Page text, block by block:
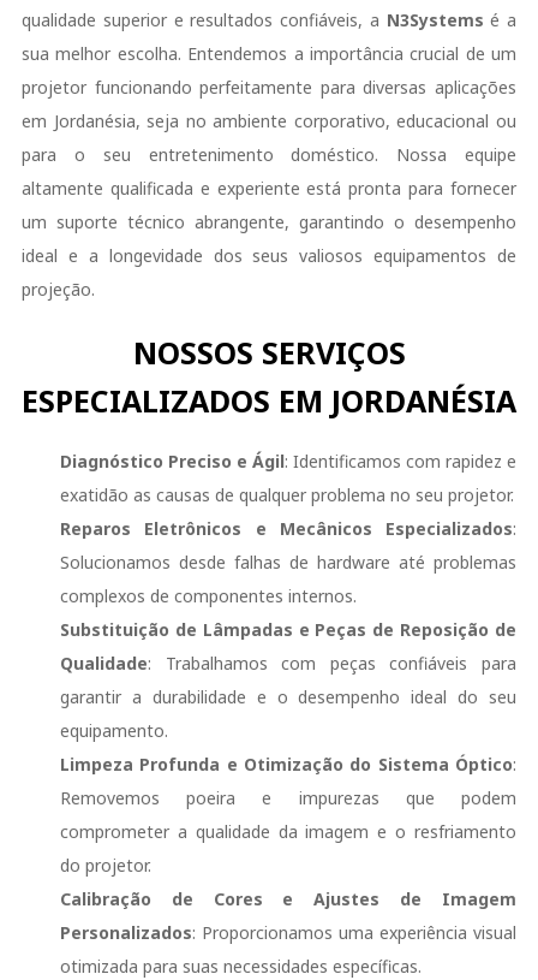
qualidade superior e resultados confiáveis, a N3Systems é a
sua melhor escolha. Entendemos a importância crucial de um
projetor funcionando perfeitamente para diversas aplicações
em Jordanésia, seja no ambiente corporativo, educacional ou
para o seu entretenimento doméstico. Nossa equipe
altamente qualificada e experiente está pronta para fornecer
um suporte técnico abrangente, garantindo o desempenho
ideal e a longevidade dos seus valiosos equipamentos de
projeção.
NOSSOS SERVIÇOS
ESPECIALIZADOS EM JORDANÉSIA
Diagnóstico Preciso e Ágil: Identificamos com rapidez e
exatidão as causas de qualquer problema no seu projetor.
Reparos Eletrônicos e Mecânicos Especializados:
Solucionamos desde falhas de hardware até problemas
complexos de componentes internos.
Substituição de Lâmpadas e Peças de Reposição de
Qualidade: Trabalhamos com peças confiáveis para
garantir a durabilidade e o desempenho ideal do seu
equipamento.
Limpeza Profunda e Otimização do Sistema Óptico:
Removemos poeira e impurezas que podem
comprometer a qualidade da imagem e o resfriamento
do projetor.
Calibração de Cores e Ajustes de Imagem
Personalizados: Proporcionamos uma experiência visual
otimizada para suas necessidades específicas.